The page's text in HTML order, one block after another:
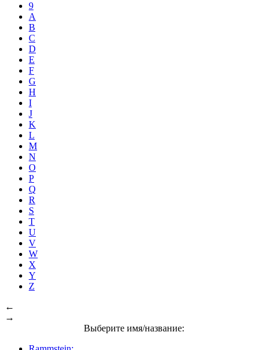
9
A
B
C
D
E
F
G
H
I
J
K
L
M
N
O
P
Q
R
S
T
U
V
W
X
Y
Z
←
→
Выберите имя/название: